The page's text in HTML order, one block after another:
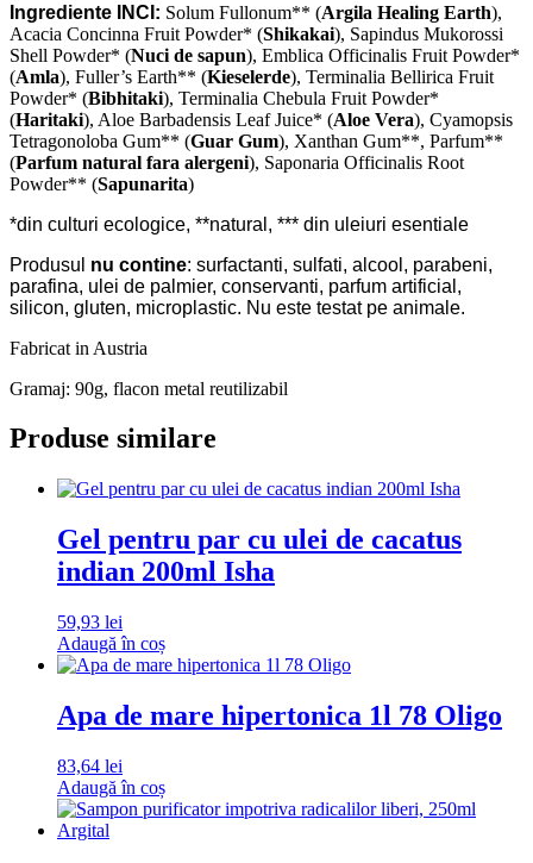
Ingrediente INCI: Solum Fullonum** (Argila Healing Earth),
Acacia Concinna Fruit Powder* (Shikakai), Sapindus Mukorossi
Shell Powder* (Nuci de sapun), Emblica Officinalis Fruit Powder*
(Amla), Fuller’s Earth** (Kieselerde), Terminalia Bellirica Fruit
Powder* (Bibhitaki), Terminalia Chebula Fruit Powder*
(Haritaki), Aloe Barbadensis Leaf Juice* (Aloe Vera), Cyamopsis
Tetragonoloba Gum** (Guar Gum), Xanthan Gum**, Parfum**
(Parfum natural fara alergeni), Saponaria Officinalis Root
Powder** (Sapunarita)
*din culturi ecologice, **natural, *** din uleiuri esentiale
Produsul nu contine: surfactanti, sulfati, alcool, parabeni,
parafina, ulei de palmier, conservanti, parfum artificial,
silicon, gluten, microplastic. Nu este testat pe animale.
Fabricat in Austria
Gramaj: 90g, flacon metal reutilizabil
Produse similare
Gel pentru par cu ulei de cacatus
indian 200ml Isha
59,93 lei
Adaugă în coș
Apa de mare hipertonica 1l 78 Oligo
83,64 lei
Adaugă în coș